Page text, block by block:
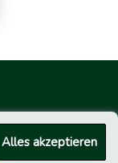
Alles akzeptieren